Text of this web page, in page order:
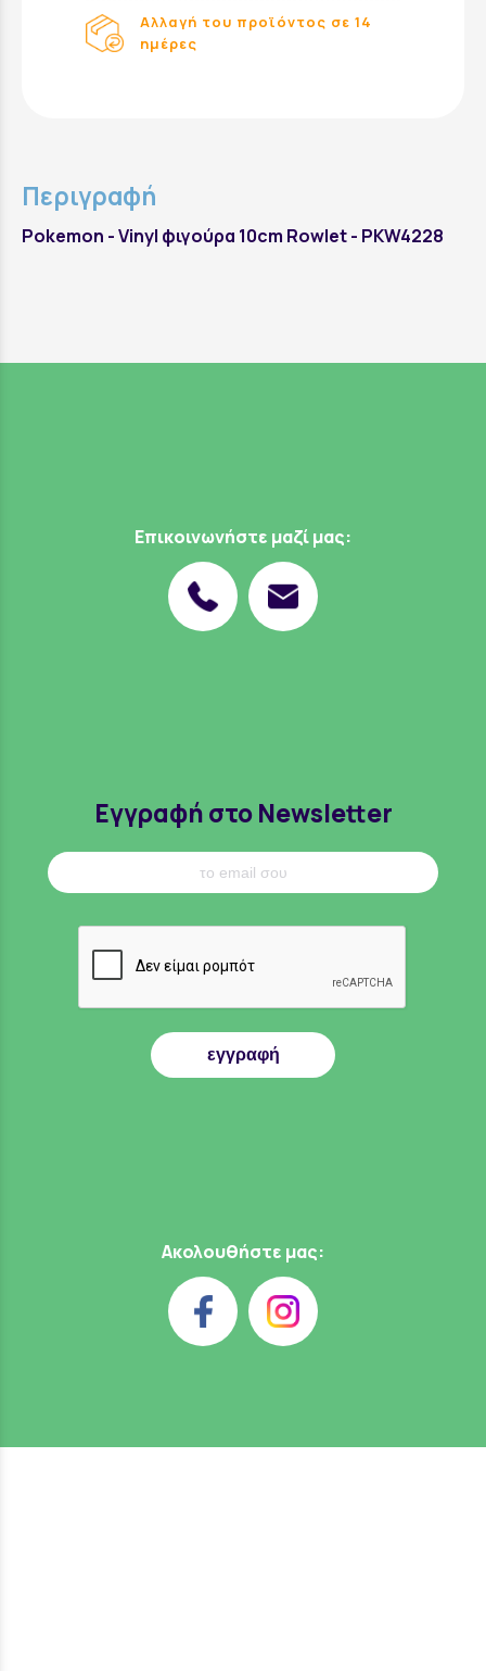
Αλλαγή του προϊόντος σε 14
ημέρες
Περιγραφή
Pokemon - Vinyl φιγούρα 10cm Rowlet - PKW4228
Επικοινωνήστε μαζί μας:
Εγγραφή στο Newsletter
εγγραφή
Ακολουθήστε μας: